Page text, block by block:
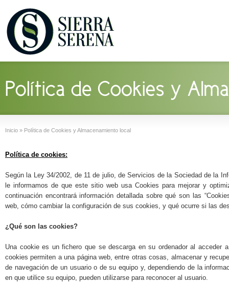
Inicio » Política de Cookies y Almacenamiento local
Política de cookies:
Según la Ley 34/2002, de 11 de julio, de Servicios de la Sociedad de la
le informamos de que este sitio web usa Cookies para mejorar y
continuación encontrará información detallada sobre qué son las
web, cómo cambiar la configuración de sus cookies, y qué ocurre si las
¿Qué son las cookies?
Una cookie es un fichero que se descarga en su ordenador al acceder
cookies permiten a una página web, entre otras cosas, almacenar y
de navegación de un usuario o de su equipo y, dependiendo de la
en que utilice su equipo, pueden utilizarse para reconocer al usuario.